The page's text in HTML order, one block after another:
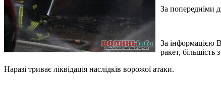
За попередніми
За інформацією
ракет, більшість
Наразі триває ліквідація наслідків ворожої атаки.